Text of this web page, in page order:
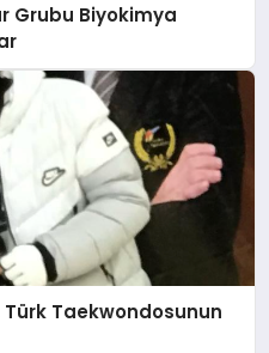
Grubu Biyokimya
Taekwondosunun